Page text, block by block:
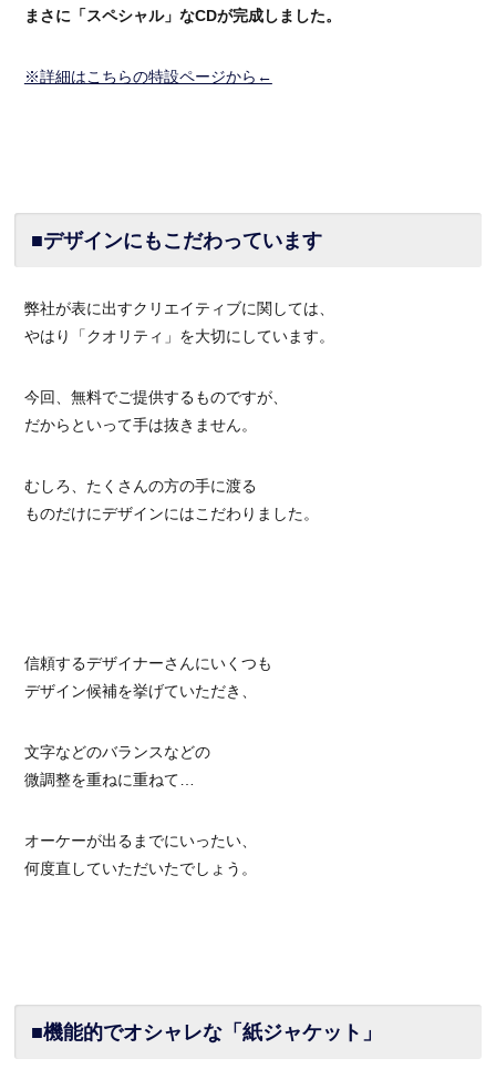
まさに「スペシャル」なCDが完成しました。
※詳細はこちらの特設ページから←
■デザインにもこだわっています
弊社が表に出すクリエイティブに関しては、
やはり「クオリティ」を大切にしています。
今回、無料でご提供するものですが、
だからといって手は抜きません。
むしろ、たくさんの方の手に渡る
ものだけにデザインにはこだわりました。
信頼するデザイナーさんにいくつも
デザイン候補を挙げていただき、
文字などのバランスなどの
微調整を重ねに重ねて…
オーケーが出るまでにいったい、
何度直していただいたでしょう。
■機能的でオシャレな「紙ジャケット」